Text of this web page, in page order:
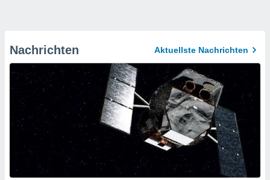
Nachrichten Aktuellste Nachrichten